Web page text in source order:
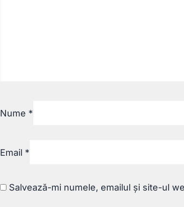
Nume *
Email *
Salvează-mi numele, emailul și site-ul